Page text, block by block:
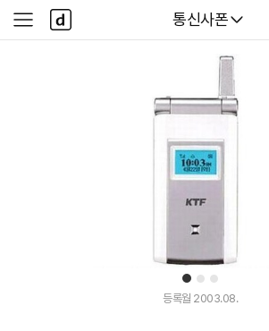
다나와
통신사폰
사
이
다
나
와
1 2 3
등록월 2003.08.